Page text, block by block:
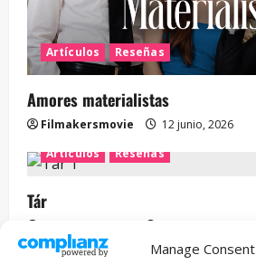
Manage Consent
Artículos Reseñas
Amores materialistas
Filmakersmovie
12 junio, 2026
Artículos
Reseñas
Tár
Entrevista
Series